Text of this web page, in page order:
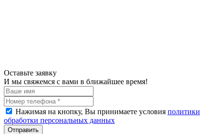
Оставьте заявку
И мы свяжемся с вами в ближайшее время!
Нажимая на кнопку, Вы принимаете условия политики
обработки персональных данных
Отправить